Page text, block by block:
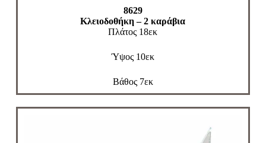
8629
Κλειοδοθήκη – 2 καράβια
Πλάτος 18εκ
Ύψος 10εκ
Βάθος 7εκ